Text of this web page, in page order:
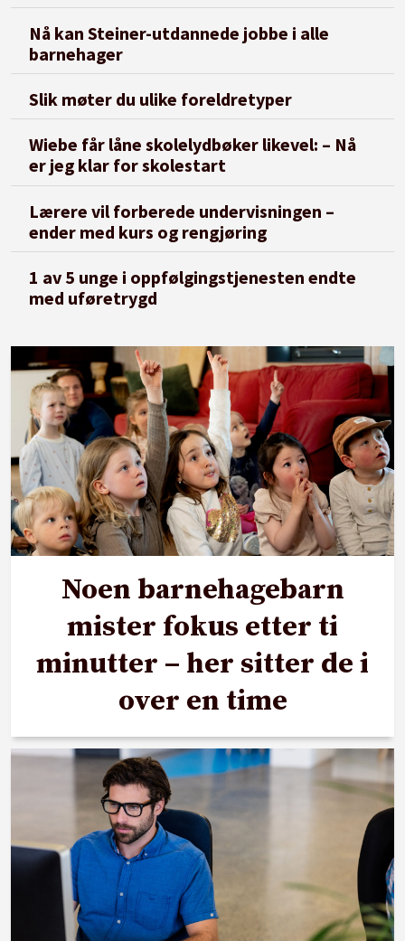
Nå kan Steiner-utdannede jobbe i alle
barnehager
Slik møter du ulike foreldretyper
Wiebe får låne skolelydbøker likevel: – Nå
er jeg klar for skolestart
Lærere vil forberede undervisningen –
ender med kurs og rengjøring
1 av 5 unge i oppfølgingstjenesten endte
med uføretrygd
Noen barnehagebarn
mister fokus etter ti
minutter – her sitter de i
over en time